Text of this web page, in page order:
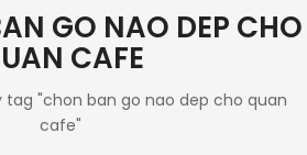
GO NAO DEP CHO
CAFE
tag "chon ban go nao dep cho quan
cafe"